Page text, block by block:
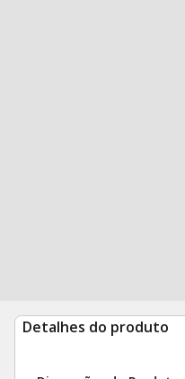
Detalhes do produto